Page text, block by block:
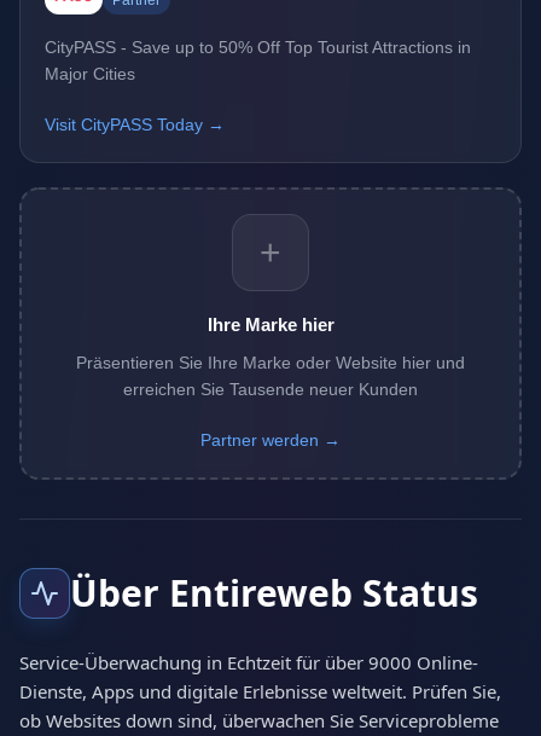
CityPASS - Save up to 50% Off Top Tourist Attractions in
Major Cities
Visit CityPASS Today →
+
Ihre Marke hier
Präsentieren Sie Ihre Marke oder Website hier und
erreichen Sie Tausende neuer Kunden
Partner werden →
Über Entireweb Status
Service-Überwachung in Echtzeit für über 9000 Online-
Dienste, Apps und digitale Erlebnisse weltweit. Prüfen Sie,
ob Websites down sind, überwachen Sie Serviceprobleme